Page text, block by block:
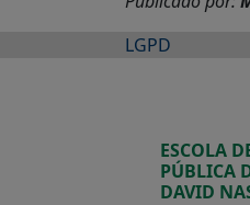
LGPD
ESCOLA
PÚBLICA
DAVID